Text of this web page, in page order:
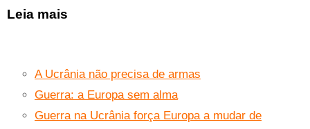
Leia mais
A Ucrânia não precisa de armas
Guerra: a Europa sem alma
Guerra na Ucrânia força Europa a mudar de